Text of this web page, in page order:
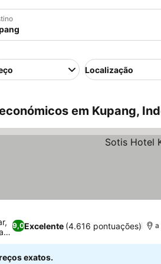
Localização
em Kupang,
9,0Excelente (4.616 pontuações)
o
a
exatos.